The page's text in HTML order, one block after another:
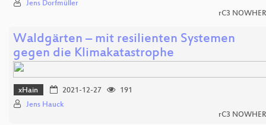
Jens Dorfmüller
rC3
Waldgärten – mit resilienten Systemen
gegen die Klimakatastrophe
xHain 2021-12-27
191
Jens Hauck
rC3